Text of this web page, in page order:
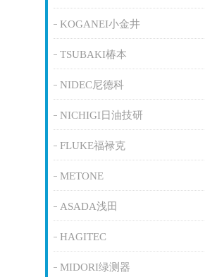
KOGANEI小金井
TSUBAKI椿本
NIDEC尼德科
NICHIGI日油技研
FLUKE福禄克
METONE
ASADA浅田
HAGITEC
MIDORI绿测器